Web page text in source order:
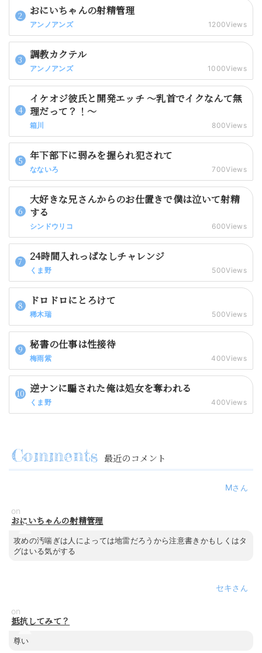
おにいちゃんの射精管理
アンノアンズ 1200Views
調教カクテル
アンノアンズ 1000Views
イケオジ彼氏と開発エッチ 〜乳首でイクなんて無
理だって？！〜
箱川 800Views
年下部下に弱みを握られ犯されて
なないろ 700Views
大好きな兄さんからのお仕置きで僕は泣いて射精
する
シンドウリコ 600Views
24時間入れっぱなしチャレンジ
くま野 500Views
ドロドロにとろけて
稀木瑞 500Views
秘書の仕事は性接待
梅雨紫 400Views
逆ナンに騙された俺は処女を奪われる
くま野 400Views
最近のコメント
M
on
おにいちゃんの射精管理
攻めの汚喘ぎは人によっては地雷だろうから注意書きかもしくはタ
グはいる気がする
セキ
on
抵抗してみて？
尊い